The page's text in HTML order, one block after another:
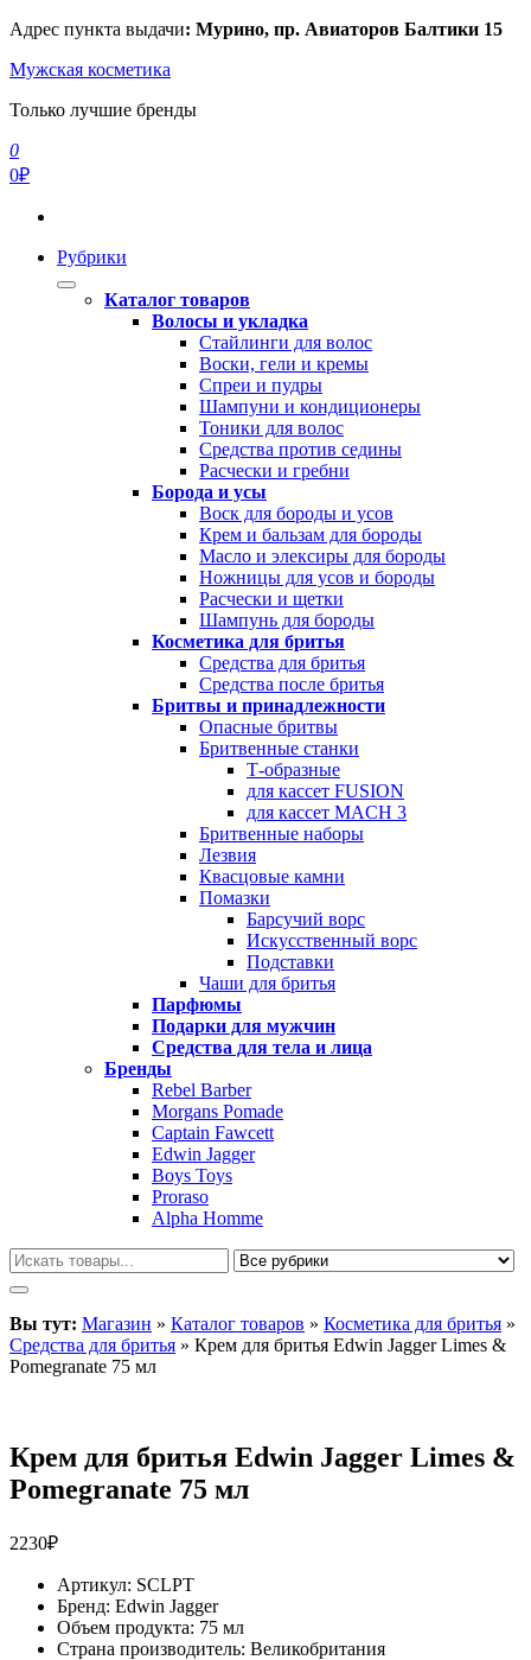
Перейти
содержимому
Адрес пункта выдачи: Мурино, пр. Авиаторов Балтики 15
Мужская косметика
Только лучшие бренды
0
0₽
Рубрики
Каталог товаров
Волосы и укладка
Стайлинги для волос
Воски, гели и кремы
Спреи и пудры
Шампуни и кондиционеры
Тоники для волос
Средства против седины
Расчески и гребни
Борода и усы
Воск для бороды и усов
Крем и бальзам для бороды
Масло и элексиры для бороды
Ножницы для усов и бороды
Расчески и щетки
Шампунь для бороды
Косметика для бритья
Средства для бритья
Средства после бритья
Бритвы и принадлежности
Опасные бритвы
Бритвенные станки
Т-образные
для кассет FUSION
для кассет MACH 3
Бритвенные наборы
Лезвия
Квасцовые камни
Помазки
Барсучий ворс
Искусственный ворс
Подставки
Чаши для бритья
Парфюмы
Подарки для мужчин
Средства для тела и лица
Бренды
Rebel Barber
Morgans Pomade
Captain Fawcett
Edwin Jagger
Boys Toys
Proraso
Alpha Homme
Вы тут: Магазин » Каталог товаров » Косметика для бритья »
Средства для бритья » Крем для бритья Edwin Jagger Limes &
Pomegranate 75 мл
Крем для бритья Edwin Jagger Limes &
Pomegranate 75 мл
2230₽
Артикул: SCLPT
Бренд: Edwin Jagger
Объем продукта: 75 мл
Страна производитель: Великобритания